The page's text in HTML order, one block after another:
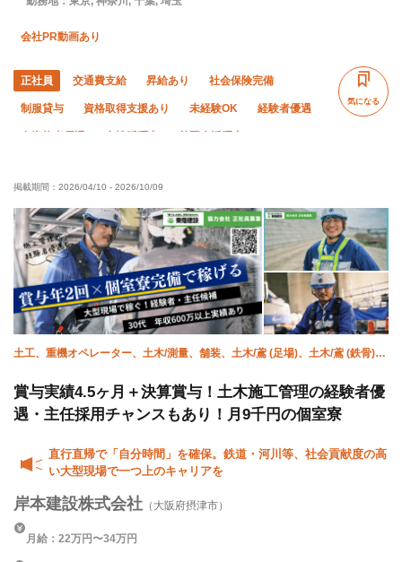
会社PR動画あり
正社員 交通費支給 昇給あり 社会保険完備
制服貸与 資格取得支援あり 未経験OK 経験者優遇
土日休み 夏季休暇 年末年始休暇
気になる
掲載期間： 2026/04/10 - 2026/10/09
土工、重機オペレーター、土木/測量、舗装、土木/鳶 (足場)、土木/鳶 (鉄骨)、
賞与実績4.5ヶ月＋決算賞与！土木施工管理の経験者優
遇・主任採用チャンスもあり！月9千円の個室寮
直行直帰で「自分時間」を確保。鉄道・河川等、社会貢献度の高
い大型現場で一つ上のキャリアを
岸本建設株式会社 （大阪府摂津市）
月給：22万円〜34万円